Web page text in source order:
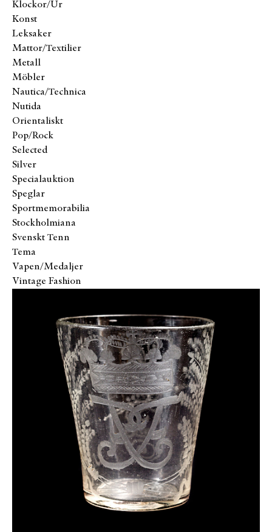
Klockor/Ur
Konst
Leksaker
Mattor/Textilier
Metall
Möbler
Nautica/Technica
Nutida
Orientaliskt
Pop/Rock
Selected
Silver
Specialauktion
Speglar
Sportmemorabilia
Stockholmiana
Svenskt Tenn
Tema
Vapen/Medaljer
Vintage Fashion